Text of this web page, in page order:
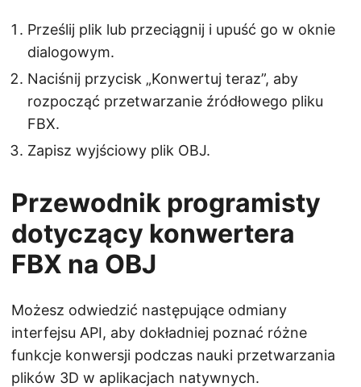
Prześlij plik lub przeciągnij i upuść go w oknie
dialogowym.
Naciśnij przycisk „Konwertuj teraz”, aby
rozpocząć przetwarzanie źródłowego pliku
FBX.
Zapisz wyjściowy plik OBJ.
Przewodnik programisty
dotyczący konwertera
FBX na OBJ
Możesz odwiedzić następujące odmiany
interfejsu API, aby dokładniej poznać różne
funkcje konwersji podczas nauki przetwarzania
plików 3D w aplikacjach natywnych.